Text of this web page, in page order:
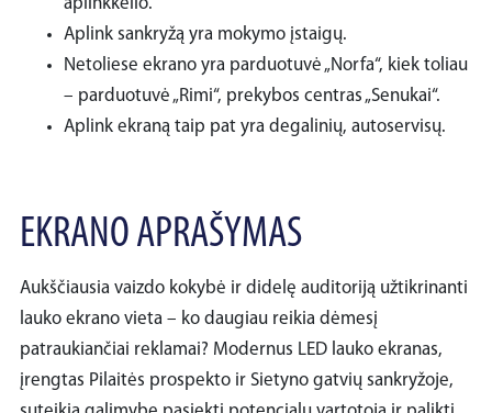
aplinkkelio.
Aplink sankryžą yra mokymo įstaigų.
Netoliese ekrano yra parduotuvė „Norfa“, kiek toliau
– parduotuvė „Rimi“, prekybos centras „Senukai“.
Aplink ekraną taip pat yra degalinių, autoservisų.
EKRANO APRAŠYMAS
Aukščiausia vaizdo kokybė ir didelę auditoriją užtikrinanti
lauko ekrano vieta – ko daugiau reikia dėmesį
patraukiančiai reklamai? Modernus LED lauko ekranas,
įrengtas Pilaitės prospekto ir Sietyno gatvių sankryžoje,